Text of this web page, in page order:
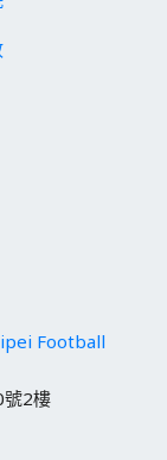
Football
2樓